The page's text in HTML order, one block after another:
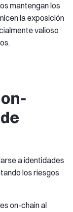
mantengan los
la exposición
valioso
a identidades
los riesgos
on-chain al